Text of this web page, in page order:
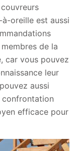
oreille est aussi
de la
car vous pouvez
leur
aussi
confrontation
efficace pour